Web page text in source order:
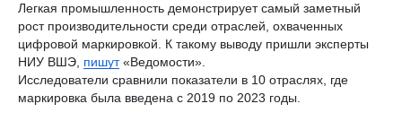
Легкая промышленность демонстрирует самый заметный
рост производительности среди отраслей, охваченных
цифровой маркировкой. К такому выводу пришли эксперты
НИУ ВШЭ, пишут«Ведомости».
Исследователи сравнили показатели в 10 отраслях, где
маркировка была введена с 2019 по 2023 годы.